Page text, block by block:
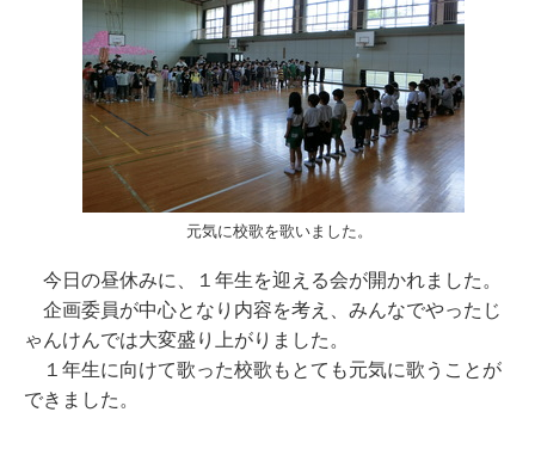
元気に校歌を歌いました。
今日の昼休みに、１年生を迎える会が開かれました。
企画委員が中心となり内容を考え、みんなでやったじ
ゃんけんでは大変盛り上がりました。
１年生に向けて歌った校歌もとても元気に歌うことが
できました。